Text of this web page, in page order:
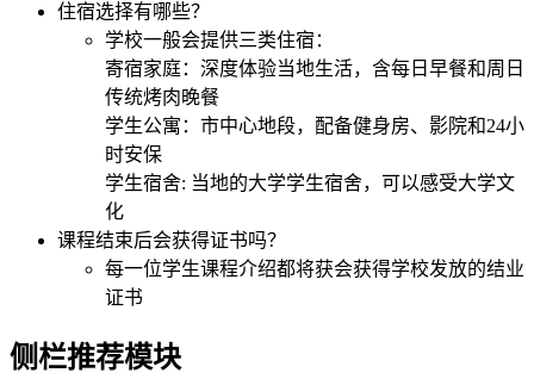
住宿选择有哪些？
学校一般会提供三类住宿：
寄宿家庭：深度体验当地生活，含每日早餐和周日
传统烤肉晚餐
学生公寓：市中心地段，配备健身房、影院和24小
时安保
学生宿舍: 当地的大学学生宿舍，可以感受大学文
化
课程结束后会获得证书吗？
每一位学生课程介绍都将获会获得学校发放的结业
证书
侧栏推荐模块